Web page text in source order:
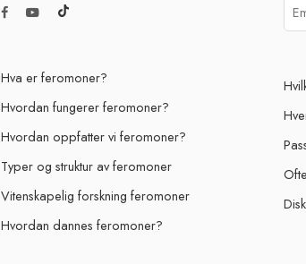
Hva er feromoner?
Hvordan fungerer feromoner?
Hvordan oppfatter vi feromoner?
Typer og struktur av feromoner
Vitenskapelig forskning feromoner
Hvordan dannes feromoner?